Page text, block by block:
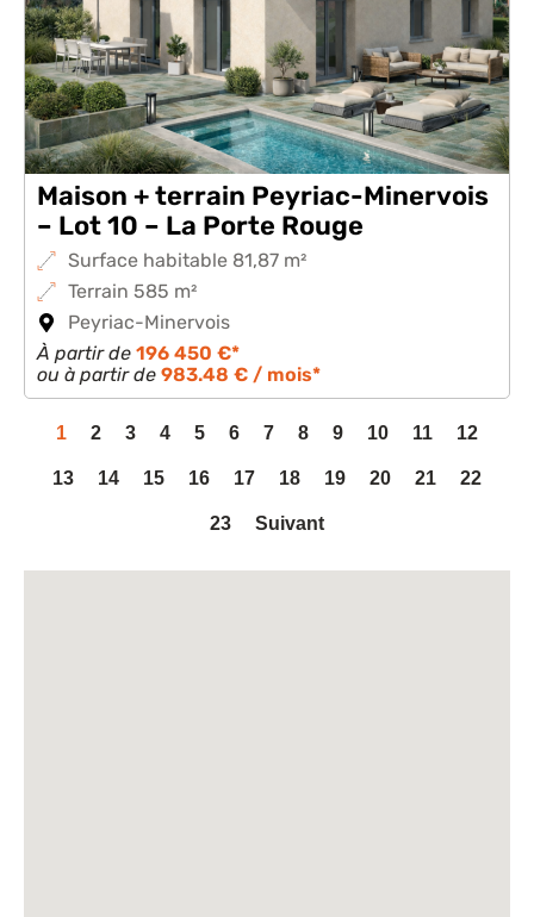
Maison + terrain Peyriac-Minervois
– Lot 10 – La Porte Rouge
Surface habitable 81,87 m²
Terrain 585 m²
Peyriac-Minervois
À partir de 196 450 €*
ou à partir de 983.48 € / mois*
1 2 3 4 5 6 7 8 9 10 11 12
13 14 15 16 17 18 19 20 21 22
23 Suivant